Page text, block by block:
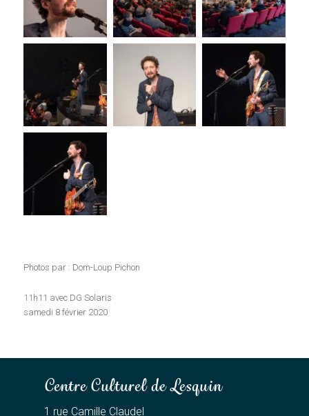
Photos par : Dom-Loup Pichon
11h11 avec DG Solaris
samedi 8 février 2020
Centre Culturel de Lesquin
1 rue Camille Claudel